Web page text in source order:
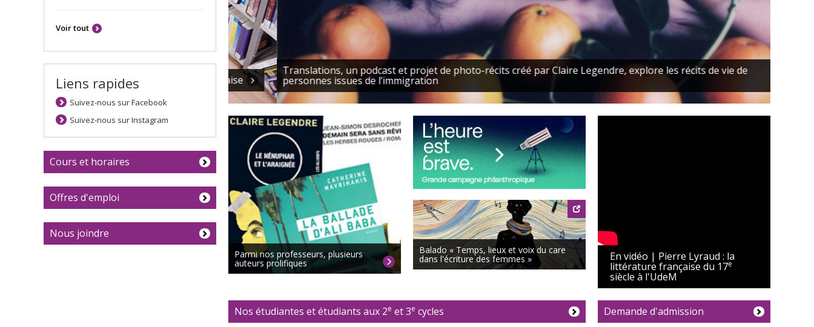
Translations, un podcast et projet de photo-récits créé par Claire Legendre, explore les récits de vie de
personnes issues de l’immigration
Parmi nos professeurs, plusieurs
auteurs prolifiques
Services de soutien à la réussite et
psychologique
Balado « Temps, lieux et voix du care
dans l'écriture des femmes » En vidéo | Pierre Lyraud : la
littérature française du 17e
siècle à l'UdeM
Nos étudiantes et étudiants aux 2e et 3e cycles Demande d'admission
Voir tout
Liens rapides
Suivez-nous sur Facebook
Suivez-nous sur Instagram
Cours et horaires
Offres d'emploi
Nous joindre